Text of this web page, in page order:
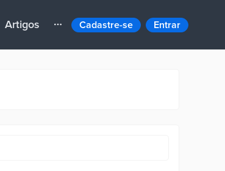
Artigos Cadastre-se Entrar